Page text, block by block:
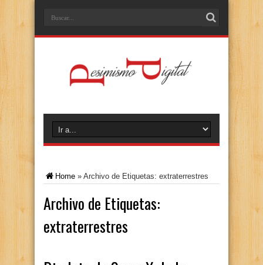
Home » Archivo de Etiquetas: extraterrestres
Archivo de Etiquetas:
extraterrestres